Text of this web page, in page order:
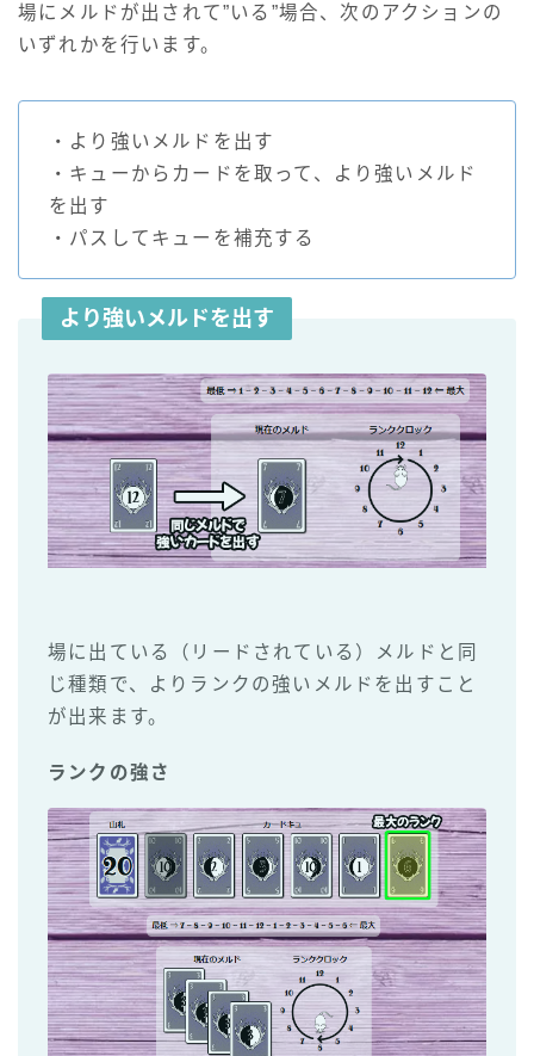
場にメルドが出されて”いる”場合、次のアクションの
いずれかを行います。
・より強いメルドを出す
・キューからカードを取って、より強いメルド
を出す
・パスしてキューを補充する
より強いメルドを出す
場に出ている（リードされている）メルドと同
じ種類で、よりランクの強いメルドを出すこと
が出来ます。
ランクの強さ